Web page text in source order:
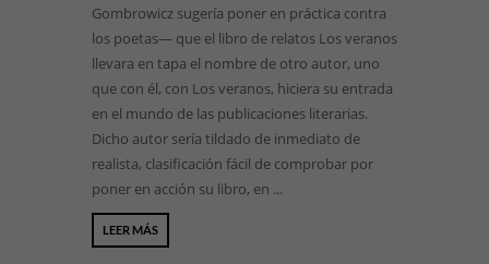
Gombrowicz sugería poner en práctica contra
los poetas— que el libro de relatos Los veranos
llevara en tapa el nombre de otro autor, uno
que con él, con Los veranos, hiciera su entrada
en el mundo de las publicaciones literarias.
Dicho autor sería tildado de inmediato de
realista, clasificación fácil de comprobar por
poner en acción su libro, en ...
LEER MÁS